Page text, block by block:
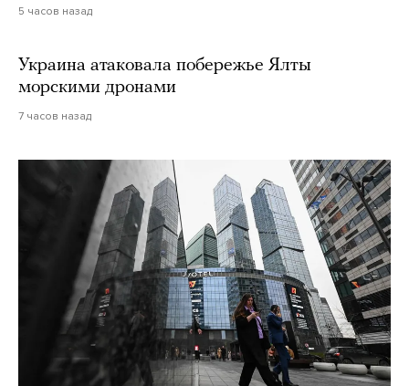
5 часов назад
Украина атаковала побережье Ялты
морскими дронами
7 часов назад